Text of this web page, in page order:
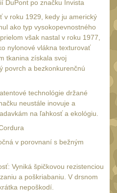
DuPont po značku Invista
v roku 1929, kedy ju americký
ako typ vysokopevnostného
však nastal v roku 1977,
nylonové vlákna texturovať
tkanina získala svoj
povrch a bezkonkurenčnú
technológie držané
neustále inovuje a
na ľahkosť a ekológiu.
v porovnaní s bežným
Vyniká špičkovou rezistenciou
a poškriabaniu. V drsnom
nepoškodí.